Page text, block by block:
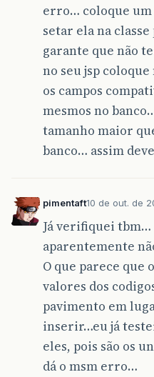
erro… coloque
setar ela na
garante que não
no seu jsp
os campos
mesmos no
tamanho maior
banco… assim
pimentaft10 de out. de
Já verifiquei tbm…
aparentemente
O que parece que
valores dos
pavimento em
inserir…eu já
eles, pois são os
dá o msm erro…